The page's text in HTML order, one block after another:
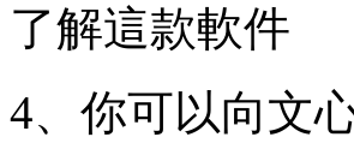
了解這款軟件
4、你可以向文